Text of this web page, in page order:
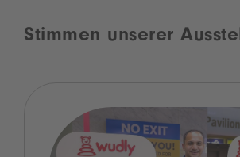
Stimmen unserer